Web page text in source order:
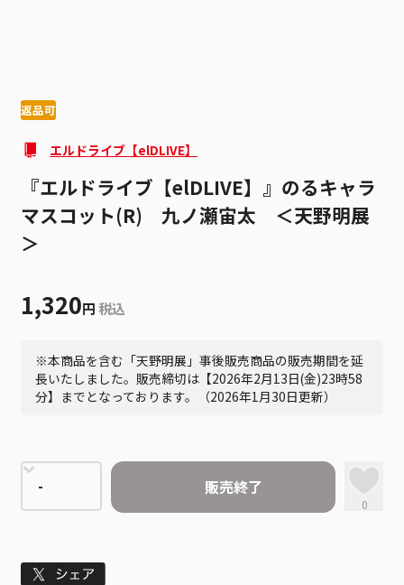
返品可
エルドライブ【elDLIVE】
『エルドライブ【elDLIVE】』のるキャラ
マスコット(R) 九ノ瀬宙太 ＜天野明展
＞
1,320円 税込
※本商品を含む「天野明展」事後販売商品の販売期間を延
長いたしました。販売締切は【2026年2月13日(金)23時58
分】までとなっております。（2026年1月30日更新）
販売終了
0
Tweet